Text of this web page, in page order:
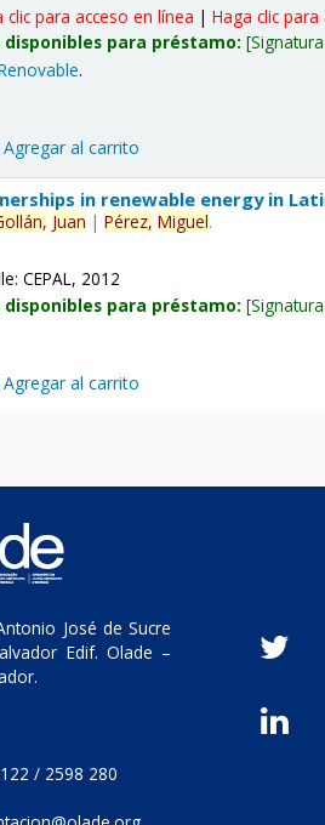
clic para acceso en línea |Haga clic
disponibles para préstamo:
.
Agregar al carrito
in renewable energy in
Juan |Pérez, Miguel.
CEPAL, 2012
disponibles para préstamo:
Agregar al carrito
José de Sucre
Edif. Olade –
/ 2598 280